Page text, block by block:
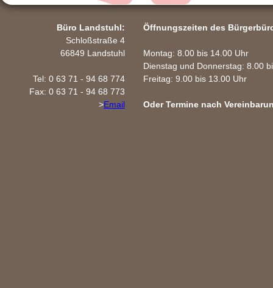
Büro Landstuhl:
Schloßstraße 4
66849 Landstuhl
Tel: 0 63 71 - 94 68 774
Fax: 0 63 71 - 94 68 773
>Email
Öffnungszeiten des
Montag: 8.00 bis 14.00 Uhr
Dienstag und Donnerstag: 8.00
Freitag: 9.00 bis 13.00 Uhr
Oder Termine nach